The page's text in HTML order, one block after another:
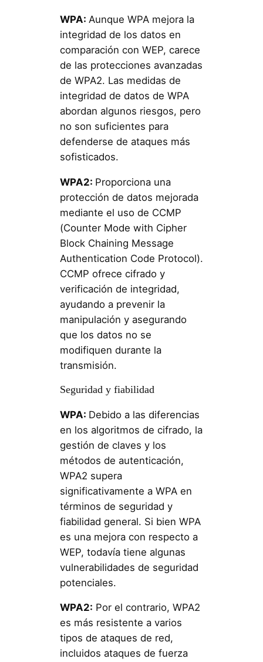
WPA: Aunque WPA mejora la
integridad de los datos en
comparación con WEP, carece
de las protecciones avanzadas
de WPA2. Las medidas de
integridad de datos de WPA
abordan algunos riesgos, pero
no son suficientes para
defenderse de ataques más
sofisticados.
WPA2: Proporciona una
protección de datos mejorada
mediante el uso de CCMP
(Counter Mode with Cipher
Block Chaining Message
Authentication Code Protocol).
CCMP ofrece cifrado y
verificación de integridad,
ayudando a prevenir la
manipulación y asegurando
que los datos no se
modifiquen durante la
transmisión.
Seguridad y fiabilidad
WPA: Debido a las diferencias
en los algoritmos de cifrado, la
gestión de claves y los
métodos de autenticación,
WPA2 supera
significativamente a WPA en
términos de seguridad y
fiabilidad general. Si bien WPA
es una mejora con respecto a
WEP, todavía tiene algunas
vulnerabilidades de seguridad
potenciales.
WPA2: Por el contrario, WPA2
es más resistente a varios
tipos de ataques de red,
incluidos ataques de fuerza